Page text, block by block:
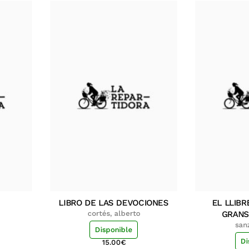
LIBRO DE LAS DEVOCIONES
cortés, alberto
Disponible
15.00€
EL